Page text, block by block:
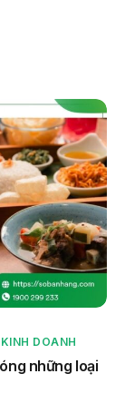
DOANH
những loại